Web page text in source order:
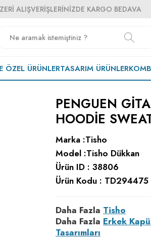
ALIŞVERIŞLERINIZDE KARGO BEDAVA
ÖZEL ÜRÜNLERTASARIM ÜRÜNLER
PENGUEN
HOODIE
Marka :Tisho
Model :Tisho Dükkan
Ürün ID : 38806
Ürün Kodu : TD294475
Daha Fazla Tisho
Daha Fazla Erkek
Tasarımları